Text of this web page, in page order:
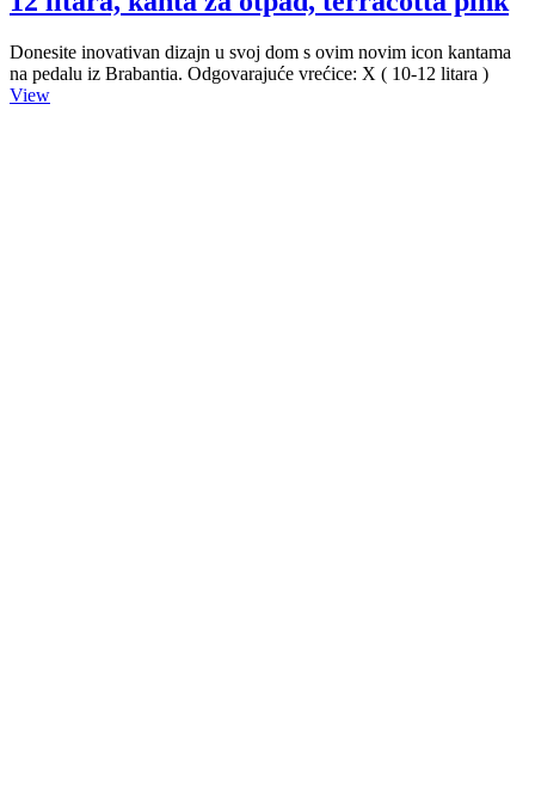
Donesite inovativan dizajn u svoj dom s ovim novim icon kantama
na pedalu iz Brabantia. Odgovarajuće vrećice: X ( 10-12 litara )
View